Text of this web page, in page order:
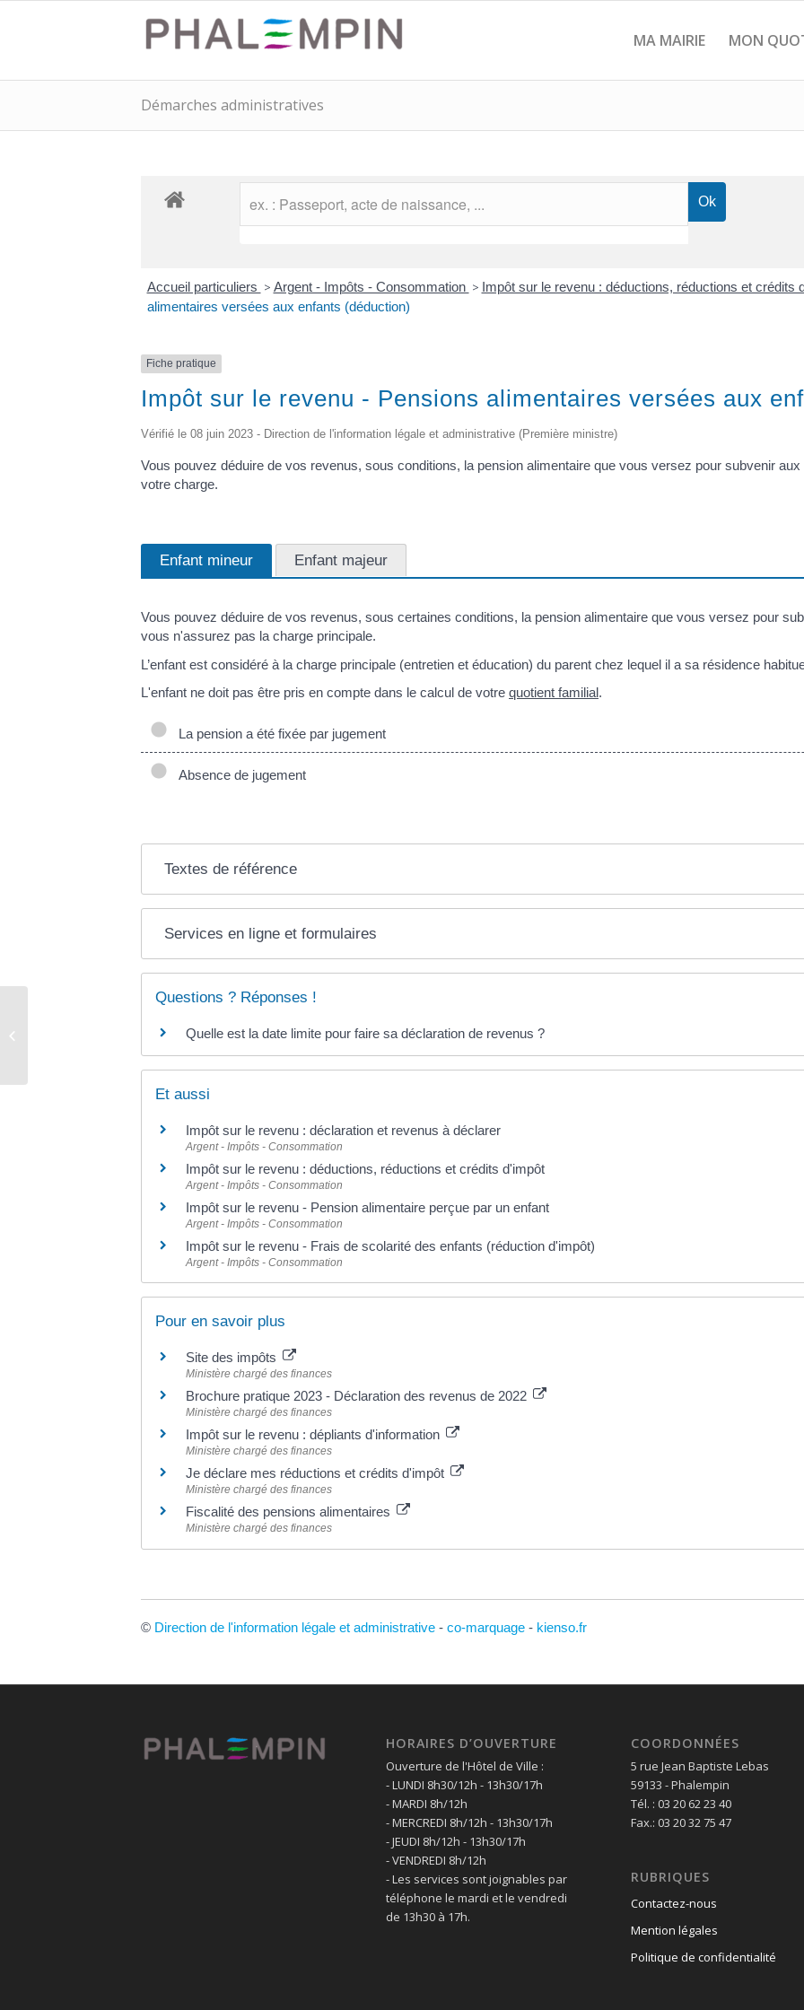
MA MAIRIE MON
Démarches administratives
Accueil particuliers > Argent - Impôts - Consommation > Impôt sur le revenu : déductions, réductions et crédits
alimentaires versées aux enfants (déduction)
Fiche pratique
Impôt sur le revenu - Pensions alimentaires versées aux
Vérifié le 08 juin 2023 - Direction de l'information légale et administrative (Première ministre)
Vous pouvez déduire de vos revenus, sous conditions, la pension alimentaire que vous versez pour subvenir
votre charge.
Enfant mineur Enfant majeur
Vous pouvez déduire de vos revenus, sous certaines conditions, la pension alimentaire que vous versez pour
vous n'assurez pas la charge principale.
L’enfant est considéré à la charge principale (entretien et éducation) du parent chez lequel il a sa résidence
L'enfant ne doit pas être pris en compte dans le calcul de votre quotient familial.
La pension a été fixée par jugement
Absence de jugement
Textes de référence
Services en ligne et formulaires
Questions ? Réponses !
Quelle est la date limite pour faire sa déclaration de revenus ?
Et aussi
Impôt sur le revenu : déclaration et revenus à déclarer
Argent - Impôts - Consommation
Impôt sur le revenu : déductions, réductions et crédits d'impôt
Argent - Impôts - Consommation
Impôt sur le revenu - Pension alimentaire perçue par un enfant
Argent - Impôts - Consommation
Impôt sur le revenu - Frais de scolarité des enfants (réduction d'impôt)
Argent - Impôts - Consommation
Pour en savoir plus
Site des impôts
Ministère chargé des finances
Brochure pratique 2023 - Déclaration des revenus de 2022
Ministère chargé des finances
Impôt sur le revenu : dépliants d'information
Ministère chargé des finances
Je déclare mes réductions et crédits d'impôt
Ministère chargé des finances
Fiscalité des pensions alimentaires
Ministère chargé des finances
© Direction de l'information légale et administrative - co-marquage - kienso.fr
HORAIRES D’OUVERTURE
Ouverture de l'Hôtel de Ville :
- LUNDI 8h30/12h - 13h30/17h
- MARDI 8h/12h
- MERCREDI 8h/12h - 13h30/17h
- JEUDI 8h/12h - 13h30/17h
- VENDREDI 8h/12h
- Les services sont joignables par
téléphone le mardi et le vendredi
de 13h30 à 17h.
COORDONNÉES
5 rue Jean Baptiste Lebas
59133 - Phalempin
Tél. : 03 20 62 23 40
Fax.: 03 20 32 75 47
RUBRIQUES
Contactez-nous
Mention légales
Politique de confidentialité
Acte de naissance – mariage –